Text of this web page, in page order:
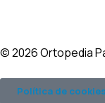
© 2026 Ortopedia
Política de cookies